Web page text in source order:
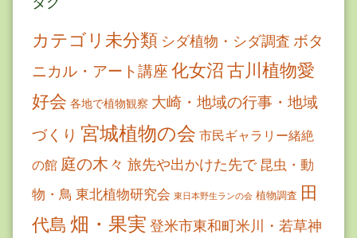
カテゴリ未分類 シダ植物・シダ調査 ボタ
ニカル・アート講座 化女沼古川植物愛
好会 各地で植物観察 大崎・地域の行事・地域
づくり 宮城植物の会 市民ギャラリー緒絶
の館 庭の木々 旅先や出かけた先で 昆虫・動
物・鳥 東北植物研究会 東日本野生ランの会 植物調査 田
代島 畑・果実 登米市東和町米川・若草神